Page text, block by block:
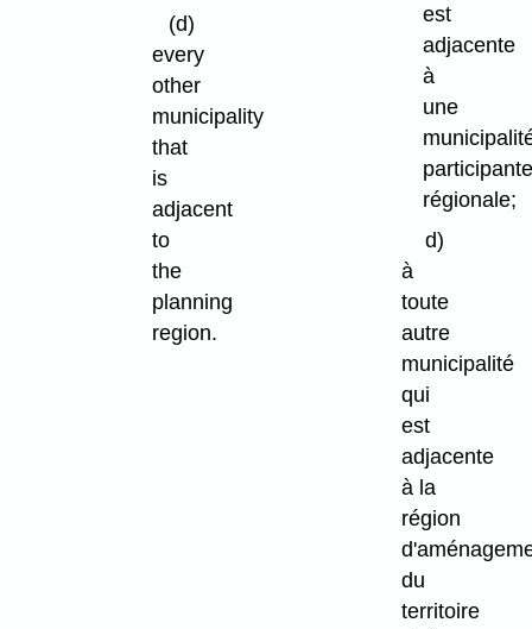
(d)
every
other
municipality
that
is
adjacent
to
the
planning
region.
est
adjacente
à
une
participante
régionale;
d)
à
toute
autre
municipalité
qui
est
adjacente
à la
région
du
territoire